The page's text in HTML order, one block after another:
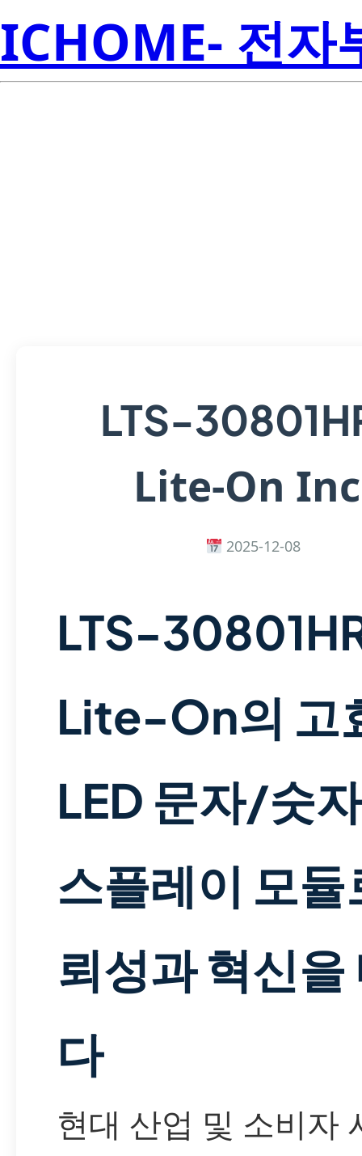
ICHOME- 전자
LTS-
Lite-On
2025-12-08
LTS-
Lite-On의 고
LED 문자/숫
스플레이 모듈
뢰성과 혁신을
다
현대 산업 및 소비자